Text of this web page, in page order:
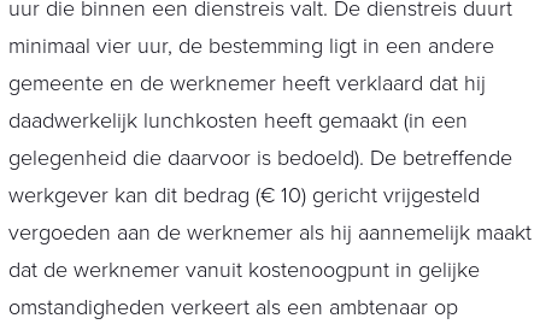
uur die binnen een dienstreis valt. De dienstreis duurt
minimaal vier uur, de bestemming ligt in een andere
gemeente en de werknemer heeft verklaard dat hij
daadwerkelijk lunchkosten heeft gemaakt (in een
gelegenheid die daarvoor is bedoeld). De betreffende
werkgever kan dit bedrag (€ 10) gericht vrijgesteld
vergoeden aan de werknemer als hij aannemelijk maakt
dat de werknemer vanuit kostenoogpunt in gelijke
omstandigheden verkeert als een ambtenaar op